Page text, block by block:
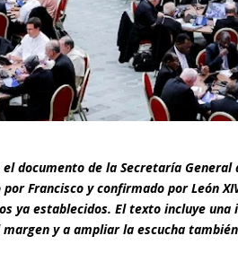
el documento de la Secretaría
Francisco y confirmado por León
ya establecidos. El texto incluye
y a ampliar la escucha